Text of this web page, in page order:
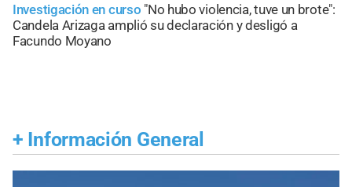
Investigación en curso "No hubo violencia, tuve un brote":
Candela Arizaga amplió su declaración y desligó a
Facundo Moyano
+ Información General